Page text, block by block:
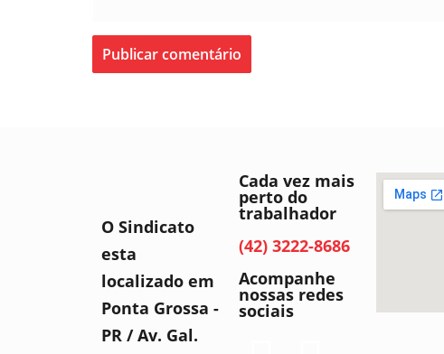
O Sindicato
esta
localizado em
Ponta Grossa -
PR / Av. Gal.
Cada vez mais
perto do
trabalhador
(42) 3222-8686
Acompanhe
nossas redes
sociais